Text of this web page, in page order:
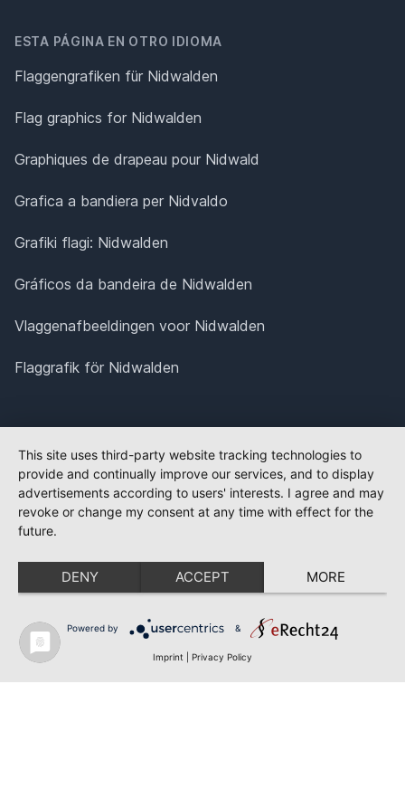
ESTA PÁGINA EN OTRO IDIOMA
Flaggengrafiken für Nidwalden
Flag graphics for Nidwalden
Graphiques de drapeau pour Nidwald
Grafica a bandiera per Nidvaldo
Grafiki flagi: Nidwalden
Gráficos da bandeira de Nidwalden
Vlaggenafbeeldingen voor Nidwalden
Flaggrafik för Nidwalden
This site uses third-party website tracking technologies to
provide and continually improve our services, and to display
advertisements according to users' interests. I agree and may
revoke or change my consent at any time with effect for the
future.
DENY ACCEPT MORE
Powered by &
Imprint Privacy Policy